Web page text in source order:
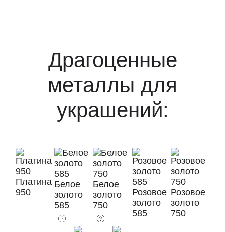
Драгоценные
металлы для
украшений:
Платина
950
Белое
золото
585
Белое
золото
750
Розовое
золото
585
Розовое
золото
750